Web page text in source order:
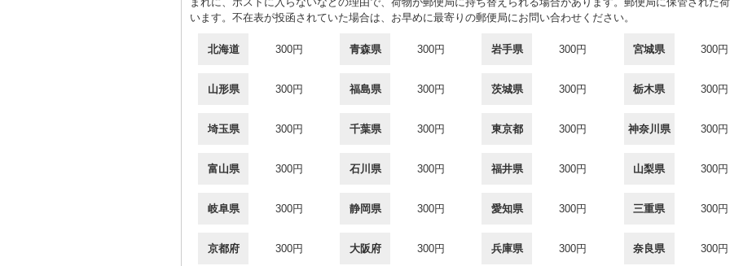
います。不在表が投函されていた場合は、お早めに最寄りの郵便局にお問い合わせください。
北海道 300円 青森県 300円 岩手県 300円 宮城県 300円
山形県 300円 福島県 300円 茨城県 300円 栃木県 300円
埼玉県 300円 千葉県 300円 東京都 300円 神奈川県 300円
富山県 300円 石川県 300円 福井県 300円 山梨県 300円
岐阜県 300円 静岡県 300円 愛知県 300円 三重県 300円
京都府 300円 大阪府 300円 兵庫県 300円 奈良県 300円